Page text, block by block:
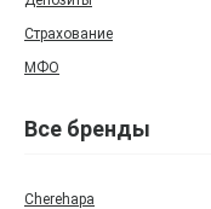
Страхование
МФО
Все бренды
Cherehapa